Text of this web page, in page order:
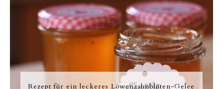
Rezept für ein leckeres Löwenzahnblüten-Gelee